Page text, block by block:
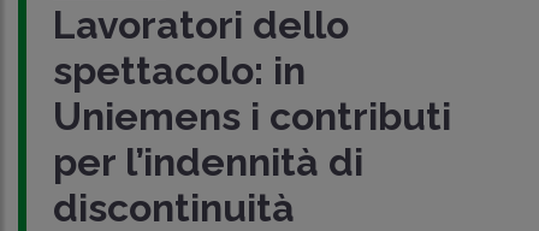
Lavoratori dello
spettacolo: in
Uniemens i contributi
per l’indennità di
discontinuità